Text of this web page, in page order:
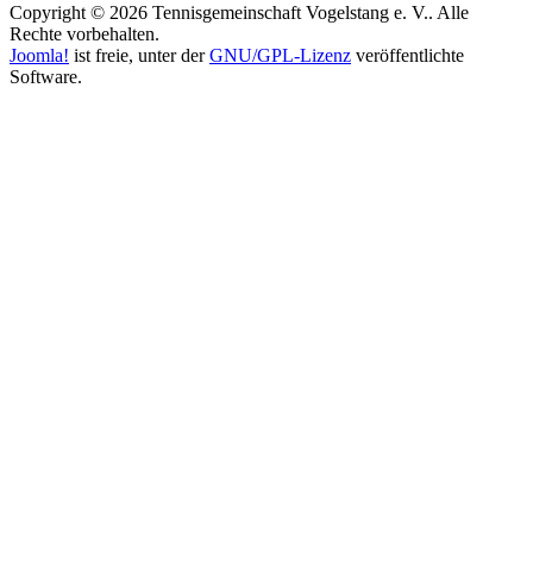
Copyright © 2026 Tennisgemeinschaft Vogelstang e. V.. Alle
Rechte vorbehalten.
Joomla! ist freie, unter derGNU/GPL-Lizenz veröffentlichte
Software.